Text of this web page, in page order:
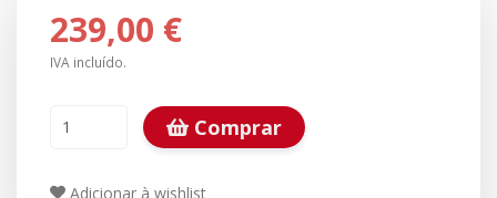
239,00 €
IVA incluído.
Comprar
Adicionar à wishlist